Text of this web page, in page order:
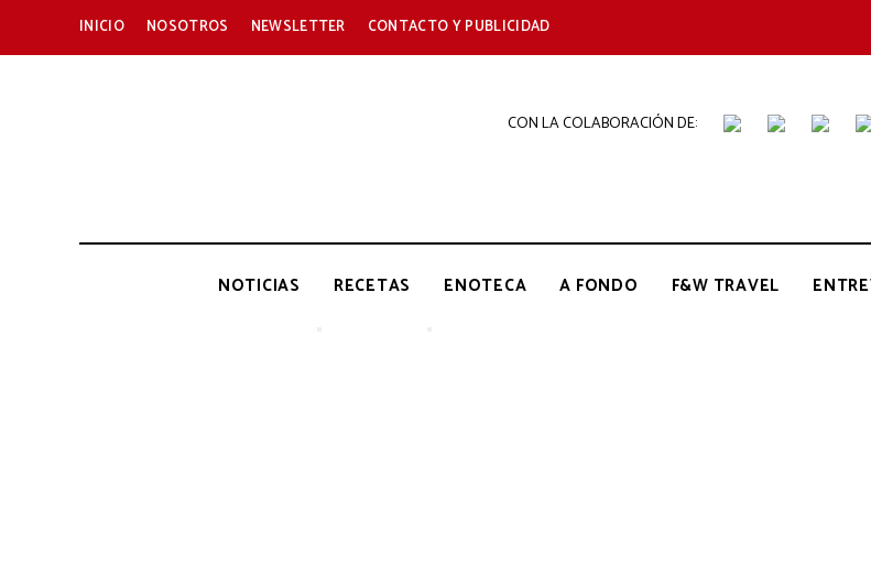
INICIO NOSOTROS NEWSLETTER CONTACTO Y PUBLICIDAD
CON LA COLABORACIÓN DE:
THE
Gastronomía
NOTICIAS
RECETAS ENOTECA A FONDO F&W TRAVEL